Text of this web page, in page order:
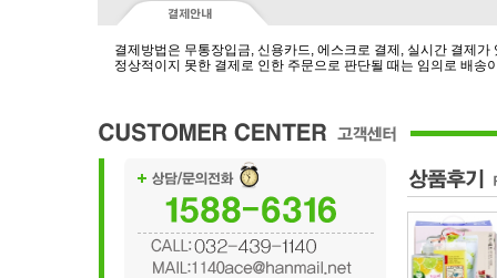
결제방법은 무통장입금, 신용카드, 에스크로 결제, 실시간 결제가
정상적이지 못한 결제로 인한 주문으로 판단될 때는 임의로 배송